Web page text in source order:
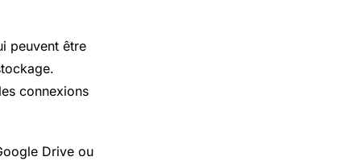
peuvent être
connexions
Drive ou